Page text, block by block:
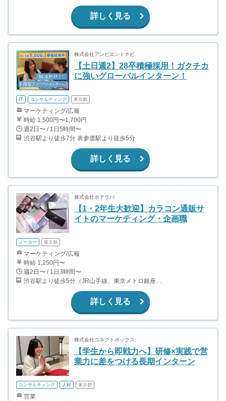
詳しく見る
株式会社アンビエントナビ
【土日週2】28卒積極採用！ガクチカ
に強いグローバルインターン！
IT コンサルティング 東京都
マーケティング/広報
時給 1,500円〜1,700円
週2日〜 / 1日5時間〜
渋谷駅より徒歩7分 表参道駅より徒歩5分
詳しく見る
株式会社ホテラバ
【1・2年生大歓迎】カラコン通販サ
イトのマーケティング・企画職
メーカー 東京都
マーケティング/広報
時給 1,250円〜
週2日〜 / 1日3時間〜
渋谷駅より徒歩5分（JR山手線、東京メトロ銀座・半蔵門・副都心線）
詳しく見る
株式会社コネクトボックス
【学生から即戦力へ】研修×実践で営
業力に差をつける長期インターン
コンサルティング 人材 東京都
営業